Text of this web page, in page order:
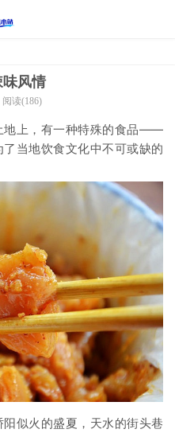
风情
阅读(186)
地上，有一种特殊的食品——
当地饮食文化中不可或缺的
似火的盛夏，天水的街头巷